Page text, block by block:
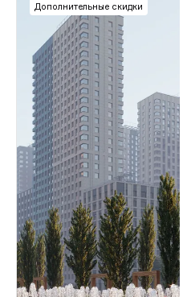
Дополнительные скидки